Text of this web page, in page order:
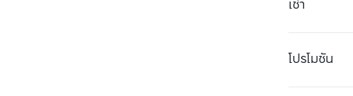
เช่า
โปรโมชัน